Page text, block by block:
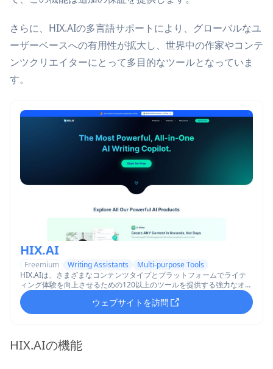
さらに、HIX.AIの多言語サポートにより、グローバルなユ
ーザーベースへの有用性が拡大し、世界中の作家やコンテ
ンツクリエイターにとって多目的なツールとなっていま
す。
HIX.AI
Freemium Writing Assistants
Multi-purpose Tools
HIX.AIは、さまざまなコンテンツタイプとプラットフォームでライテ
ィング体験を向上させるための120以上のツールを提供する強力なオー
ルインワンAIライティングコパイロットです。
ウェブサイトを訪問
HIX.AIの機能